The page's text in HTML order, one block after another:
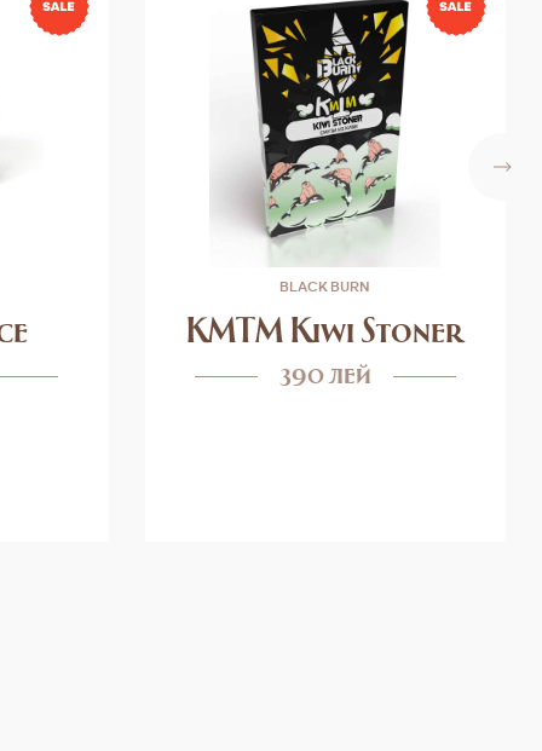
BLACK BURN
KMTM Kiwi Stoner
390 лей